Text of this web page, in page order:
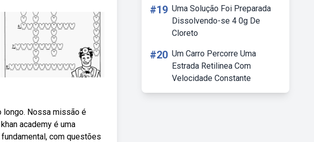
longo. Nossa missão é
academy é uma
com questões
#19 Uma Solução Foi Preparada
Dissolvendo-se 4 0g De
Cloreto
#20 Um Carro Percorre Uma
Estrada Retilinea Com
Velocidade Constante